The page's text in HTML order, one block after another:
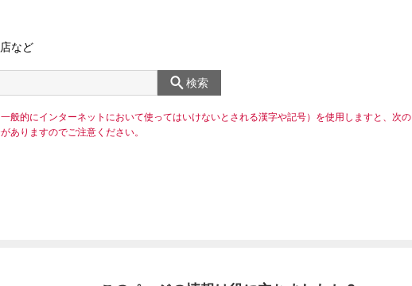
など
検索
般的にインターネットにおいて使ってはいけないとされる漢字や記号）を使用しますと、次の
ありますのでご注意ください。